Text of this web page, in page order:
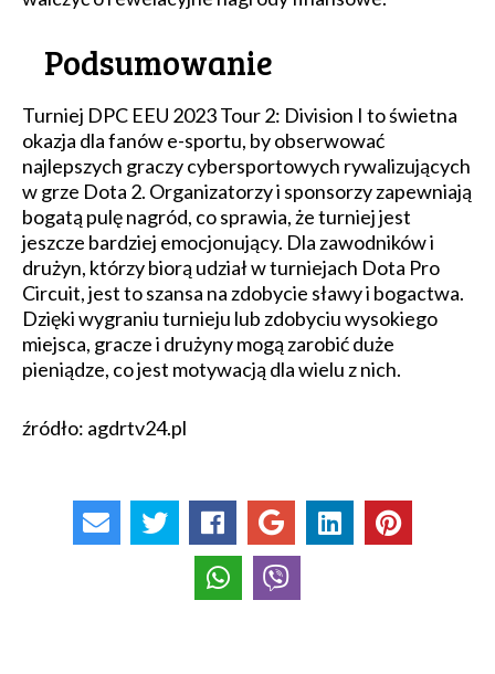
Podsumowanie
Turniej DPC EEU 2023 Tour 2: Division I to świetna
okazja dla fanów e-sportu, by obserwować
najlepszych graczy cybersportowych rywalizujących
w grze Dota 2. Organizatorzy i sponsorzy zapewniają
bogatą pulę nagród, co sprawia, że turniej jest
jeszcze bardziej emocjonujący. Dla zawodników i
drużyn, którzy biorą udział w turniejach Dota Pro
Circuit, jest to szansa na zdobycie sławy i bogactwa.
Dzięki wygraniu turnieju lub zdobyciu wysokiego
miejsca, gracze i drużyny mogą zarobić duże
pieniądze, co jest motywacją dla wielu z nich.
źródło: agdrtv24.pl